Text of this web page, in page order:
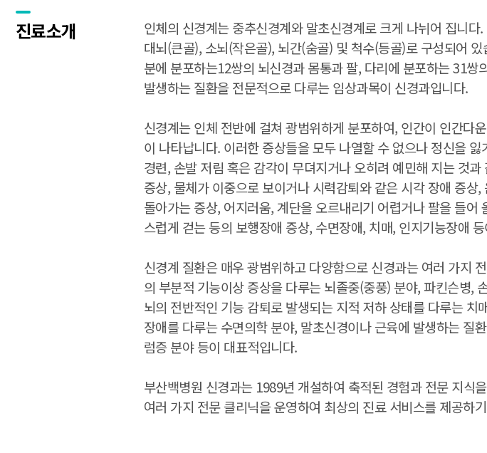
진료소개
인체의 신경계는 중추신경계와 말초신경계로 크게 나뉘어 집니
대뇌(큰골), 소뇌(작은골), 뇌간(숨골) 및 척수(등골)로 구성되어
분에 분포하는12쌍의 뇌신경과 몸통과 팔, 다리에 분포하는 31쌍
발생하는 질환을 전문적으로 다루는 임상과목이 신경과입니다.
신경계는 인체 전반에 걸쳐 광범위하게 분포하여, 인간이 인간다
이 나타납니다. 이러한 증상들을 모두 나열할 수 없으나 정신을
경련, 손발 저림 혹은 감각이 무뎌지거나 오히려 예민해 지는 것
증상, 물체가 이중으로 보이거나 시력감퇴와 같은 시각 장애 증
돌아가는 증상, 어지러움, 계단을 오르내리기 어렵거나 팔을 들
스럽게 걷는 등의 보행장애 증상, 수면장애, 치매, 인지기능장애
신경계 질환은 매우 광범위하고 다양함으로 신경과는 여러 가지
의 부분적 기능이상 증상을 다루는 뇌졸중(중풍) 분야, 파킨슨병,
뇌의 전반적인 기능 감퇴로 발생되는 지적 저하 상태를 다루는
장애를 다루는 수면의학 분야, 말초신경이나 근육에 발생하는 질
럼증 분야 등이 대표적입니다.
부산백병원 신경과는 1989년 개설하여 축적된 경험과 전문 지식
여러 가지 전문 클리닉을 운영하여 최상의 진료 서비스를 제공하